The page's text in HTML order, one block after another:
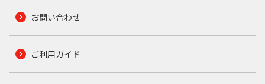
お問い合わせ
ご利用ガイド